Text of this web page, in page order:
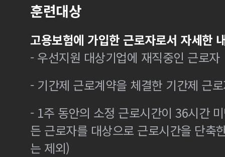
훈련대상
고용보험에 가입한 근로자로서 자세한
- 우선지원 대상기업에 재직중인 근로자
- 기간제 근로계약을 체결한 기간제 근
- 1주 동안의 소정 근로시간이 36시간
든 근로자를 대상으로 근로시간을 단축
는 제외)